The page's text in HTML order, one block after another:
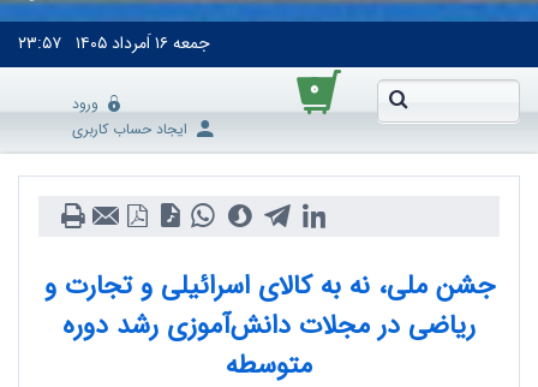
جمعه۱۶ اَمرداد ۱۴۰۵ ۲۳:۵۷
۰
ورود
ایجاد حساب کاربری
جشن ملی، نه به کالای اسرائیلی و تجارت و
ریاضی در مجلات دانش‌آموزی رشد دوره
متوسطه